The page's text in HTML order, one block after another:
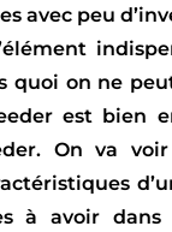
avec peu
quoi on ne
est bien
On va
à avoir